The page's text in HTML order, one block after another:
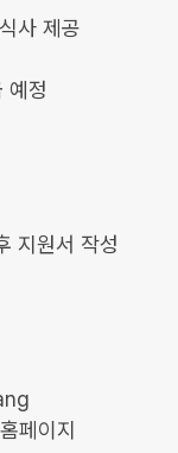
사 제공
예정
지원서 작성
페이지